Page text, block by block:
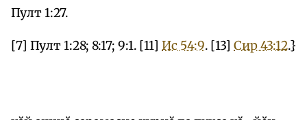
Пулт 1:27.
[7] Пулт 1:28; 8:17; 9:1. [11] Ис 54:9. [13] Сир 43:12.}